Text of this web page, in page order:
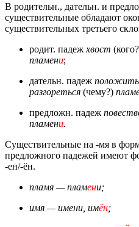
В родительн., дательн. и
существительные обладают
существительных третьего
родит. падеж хвост
пламени;
дательн. падеж положить
разгореться (чему?)
предложн. падеж
пламени.
Существительные на -мя в
предложного падежей имеют
-ен/-ён.
пламя — пламени;
имя — имени, имён;